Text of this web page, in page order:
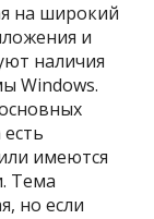
на широкий
и
наличия
Windows.
имеются
Тема
но если